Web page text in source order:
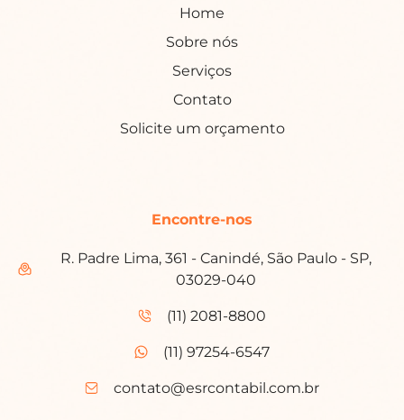
Home
Sobre nós
Serviços
Contato
Solicite um orçamento
Encontre-nos
R. Padre Lima, 361 - Canindé, São Paulo - SP,
03029-040
(11) 2081-8800
(11) 97254-6547
contato@esrcontabil.com.br